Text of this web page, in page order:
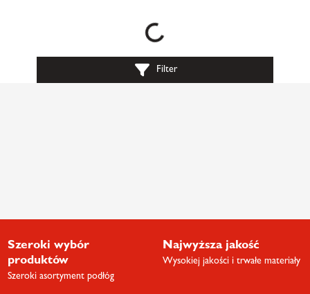
Loading...
Filter
Szeroki wybór
produktów
Szeroki asortyment podłóg
Najwyższa jakość
Wysokiej jakości i trwałe materiały